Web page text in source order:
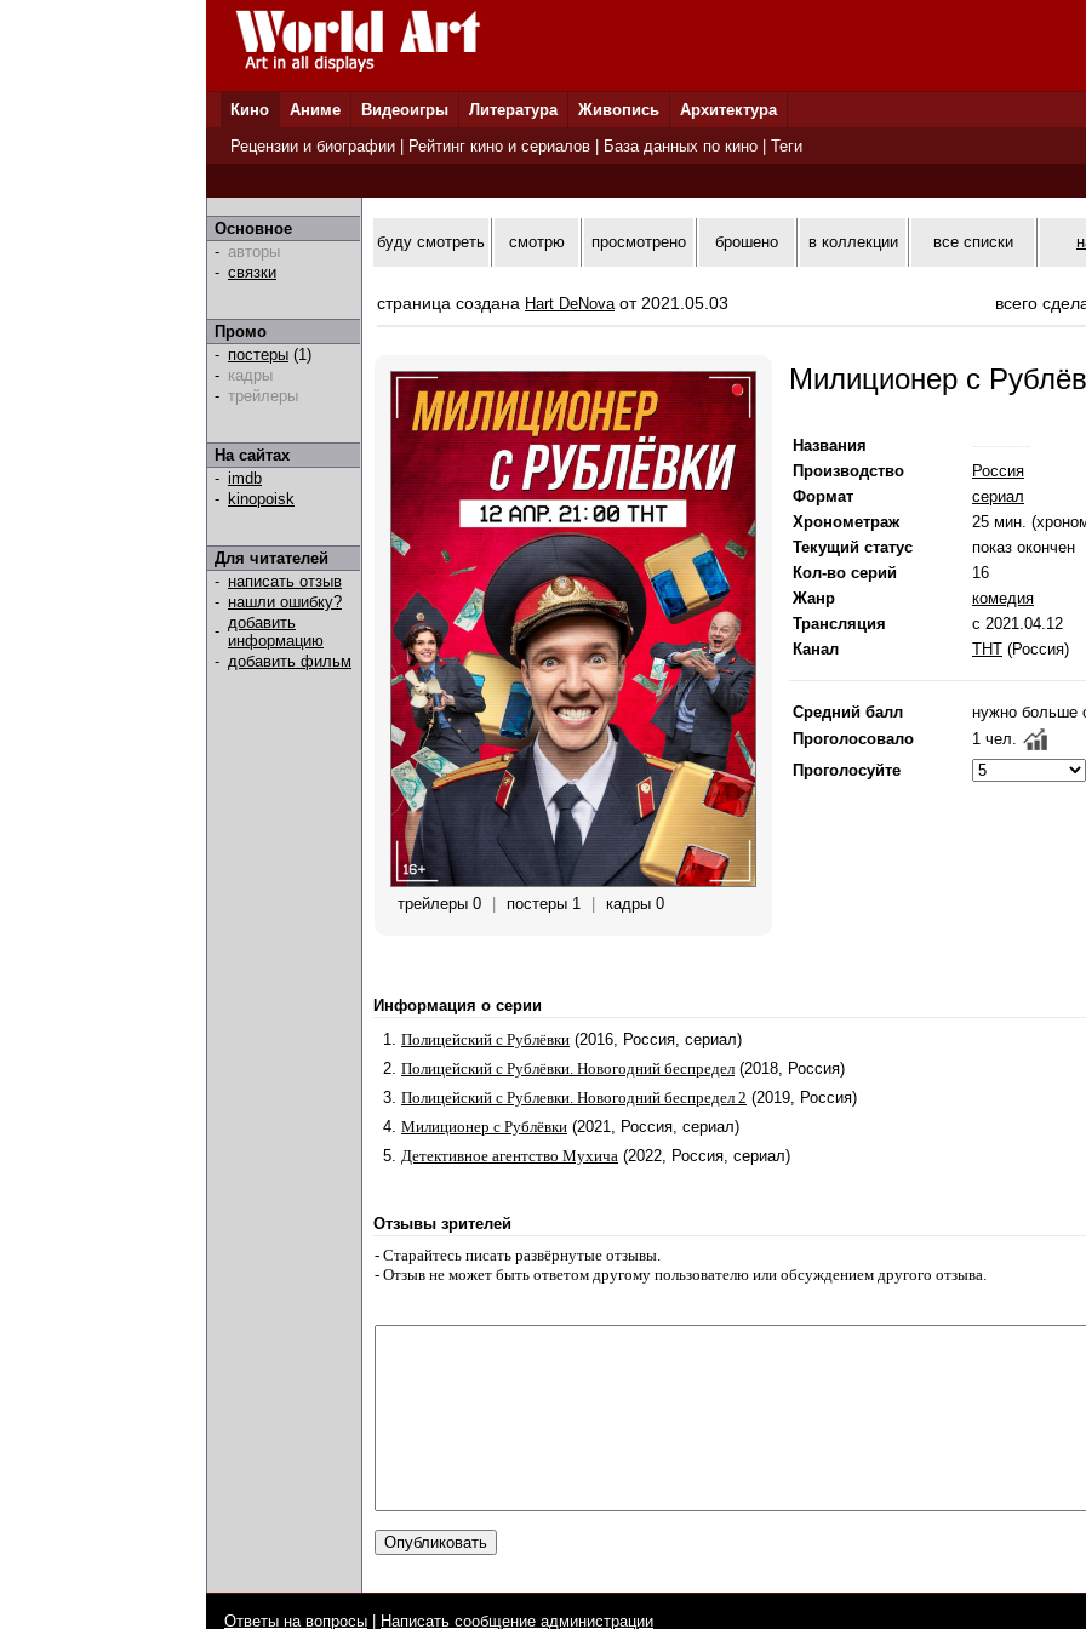
Кино Аниме Видеоигры Литература Живопись Архитектура
Рецензии и биографии
Рейтинг кино и сериалов База данных по кино
Теги
Основное
- авторы
- связки
Промо
- постеры (1)
- кадры
- трейлеры
На сайтах
- imdb
- kinopoisk
Для читателей
- написать отзыв
- нашли ошибку?
- добавить
информацию
- добавить фильм
буду смотреть смотрю просмотрено брошено в коллекции все списки
страница создана Hart DeNova от 2021.05.03 всего
трейлеры 0 постеры 1 кадры 0
Милиционер с
Названия
Производство
Россия
Формат
сериал
Хронометраж
25 мин.
Текущий статус
показ окончен
Кол-во серий
16
Жанр
комедия
Трансляция
с 2021.04.12
Канал
ТНТ (Россия)
Средний балл
нужно больше
Проголосовало
1 чел.
Проголосуйте
Информация о серии
1. Полицейский с Рублёвки (2016, Россия, сериал)
2. Полицейский с Рублёвки. Новогодний беспредел (2018, Россия)
3. Полицейский с Рублевки. Новогодний беспредел 2 (2019, Россия)
4. Милиционер с Рублёвки (2021, Россия, сериал)
5. Детективное агентство Мухича (2022, Россия, сериал)
Отзывы зрителей
- Старайтесь писать развёрнутые отзывы.
- Отзыв не может быть ответом другому пользователю или обсуждением другого отзыва.
Ответы на вопросы Написать сообщение администрации